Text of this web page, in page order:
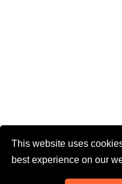
This website uses
best experience on our